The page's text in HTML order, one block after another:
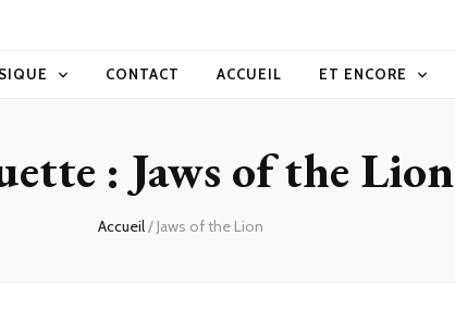
CONTACT ACCUEIL ET ENCORE
: Jaws of the Lion
Accueil/Jaws of the Lion